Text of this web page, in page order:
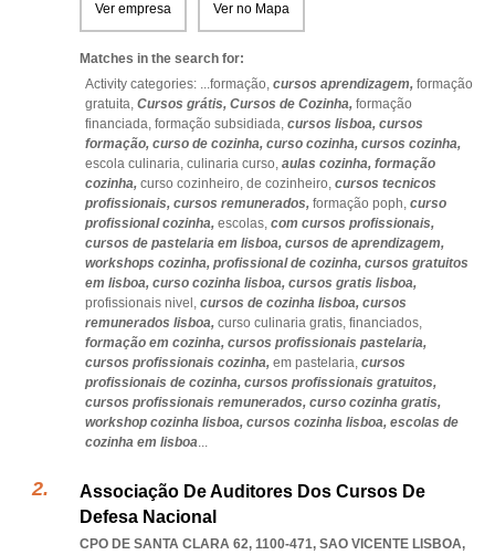
Ver empresa Ver no Mapa
Matches in the search for:
Activity categories: ...formação, cursos aprendizagem, formação
gratuita, Cursos grátis, Cursos de Cozinha, formação
financiada, formação subsidiada, cursos lisboa, cursos
formação, curso de cozinha, curso cozinha, cursos cozinha,
escola culinaria, culinaria curso, aulas cozinha, formação
cozinha, curso cozinheiro, de cozinheiro, cursos tecnicos
profissionais, cursos remunerados, formação poph, curso
profissional cozinha, escolas, com cursos profissionais,
cursos de pastelaria em lisboa, cursos de aprendizagem,
workshops cozinha, profissional de cozinha, cursos gratuitos
em lisboa, curso cozinha lisboa, cursos gratis lisboa,
profissionais nivel, cursos de cozinha lisboa, cursos
remunerados lisboa, curso culinaria gratis, financiados,
formação em cozinha, cursos profissionais pastelaria,
cursos profissionais cozinha, em pastelaria, cursos
profissionais de cozinha, cursos profissionais gratuitos,
cursos profissionais remunerados, curso cozinha gratis,
workshop cozinha lisboa, cursos cozinha lisboa, escolas de
cozinha em lisboa...
Associação De Auditores Dos Cursos De
Defesa Nacional
CPO DE SANTA CLARA 62, 1100-471, SAO VICENTE LISBOA,